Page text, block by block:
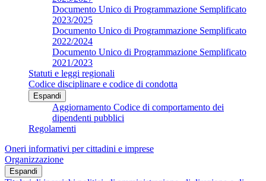
Documento Unico di Programmazione Semplificato
2023/2025
Documento Unico di Programmazione Semplificato
2022/2024
Documento Unico di Programmazione Semplificato
2021/2023
Statuti e leggi regionali
Codice disciplinare e codice di condotta
Espandi
Aggiornamento Codice di comportamento dei
dipendenti pubblici
Regolamenti
Oneri informativi per cittadini e imprese
Organizzazione
Espandi